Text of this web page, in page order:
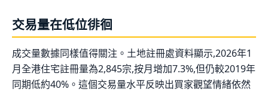
交易量在低位徘徊
成交量數據同樣值得關注。土地註冊處資料顯示,2026年1
月全港住宅註冊量為2,845宗,按月增加7.3%,但仍較2019年
同期低約40%。這個交易量水平反映出買家觀望情緒依然